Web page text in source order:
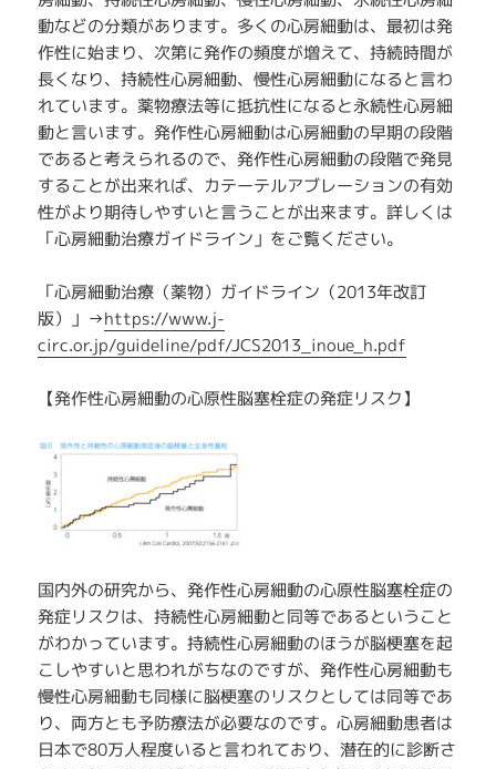
動などの分類があります。多くの心房細動は、最初は発
作性に始まり、次第に発作の頻度が増えて、持続時間が
長くなり、持続性心房細動、慢性心房細動になると言わ
れています。薬物療法等に抵抗性になると永続性心房細
動と言います。発作性心房細動は心房細動の早期の段階
であると考えられるので、発作性心房細動の段階で発見
することが出来れば、カテーテルアブレーションの有効
性がより期待しやすいと言うことが出来ます。詳しくは
「心房細動治療ガイドライン」をご覧ください。
「心房細動治療（薬物）ガイドライン（2013年改訂
版）」→https://www.j-
circ.or.jp/guideline/pdf/JCS2013_inoue_h.pdf
【発作性心房細動の心原性脳塞栓症の発症リスク】
国内外の研究から、発作性心房細動の心原性脳塞栓症の
発症リスクは、持続性心房細動と同等であるということ
がわかっています。持続性心房細動のほうが脳梗塞を起
こしやすいと思われがちなのですが、発作性心房細動も
慢性心房細動も同様に脳梗塞のリスクとしては同等であ
り、両方とも予防療法が必要なのです。心房細動患者は
日本で80万人程度いると言われており、潜在的に診断さ